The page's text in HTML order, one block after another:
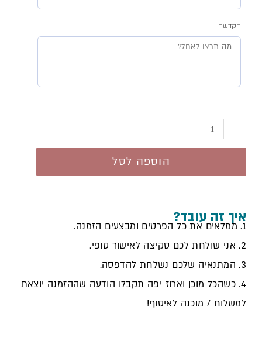
הקדשה
של
צלחת
מנדלה
הוספה לסל
איך זה עובד?
1. ממלאים את כל הפרטים ומבצעים הזמנה.
2. אני שולחת לכם סקיצה לאישור סופי.
3. המתנאיה שלכם נשלחת להדפסה.
4. כשהכל מוכן וארוז יפה תקבלו הודעה שההזמנה יוצאת
למשלוח / מוכנה לאיסוף!